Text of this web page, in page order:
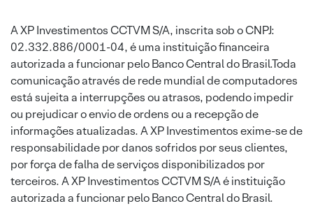
A XP Investimentos CCTVM S/A, inscrita sob o CNPJ:
02.332.886/0001-04, é uma instituição financeira
autorizada a funcionar pelo Banco Central do Brasil.Toda
comunicação através de rede mundial de computadores
está sujeita a interrupções ou atrasos, podendo impedir
ou prejudicar o envio de ordens ou a recepção de
informações atualizadas. A XP Investimentos exime-se de
responsabilidade por danos sofridos por seus clientes,
por força de falha de serviços disponibilizados por
terceiros. A XP Investimentos CCTVM S/A é instituição
autorizada a funcionar pelo Banco Central do Brasil.